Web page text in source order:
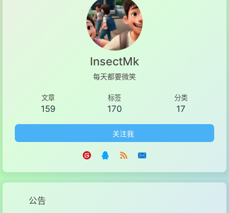
InsectMk
每天都要微笑
文章
159
标签
170
分类
17
关注我
公告